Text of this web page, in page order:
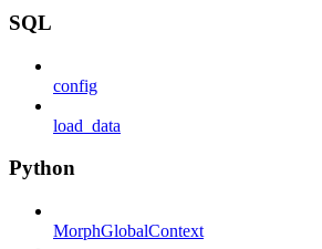
SQL
config
load_data
Python
MorphGlobalContext